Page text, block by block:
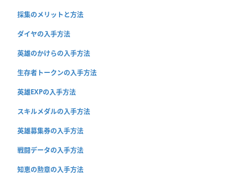
採集のメリットと方法
ダイヤの入手方法
英雄のかけらの入手方法
生存者トークンの入手方法
英雄EXPの入手方法
スキルメダルの入手方法
英雄募集券の入手方法
戦闘データの入手方法
知恵の勲章の入手方法